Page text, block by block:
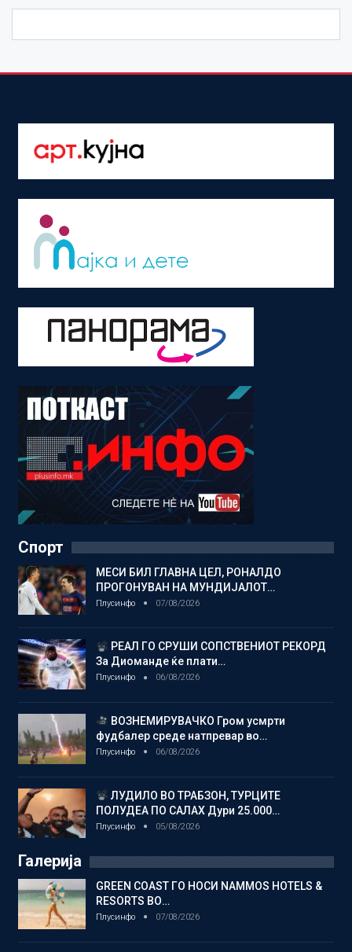
Спорт
МЕСИ БИЛ ГЛАВНА ЦЕЛ, РОНАЛДО
ПРОГОНУВАН НА МУНДИЈАЛОТ…
Плусинфо 07/08/2026
РЕАЛ ГО СРУШИ СОПСТВЕНИОТ РЕКОРД
За Диоманде ќе плати…
Плусинфо 06/08/2026
ВОЗНЕМИРУВАЧКО Гром усмрти
фудбалер среде натпревар во…
Плусинфо 06/08/2026
ЛУДИЛО ВО ТРАБЗОН, ТУРЦИТЕ
ПОЛУДЕА ПО САЛАХ Дури 25.000…
Плусинфо 05/08/2026
Галерија
GREEN COAST ГО НОСИ NAMMOS HOTELS &
RESORTS ВО…
Плусинфо 07/08/2026